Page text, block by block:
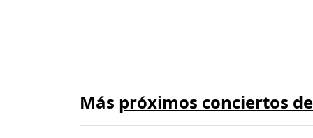
Más próximos conciertos